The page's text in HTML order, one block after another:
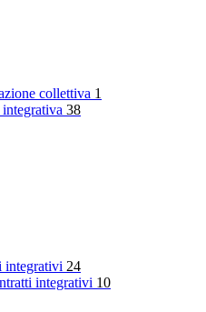
collettiva 1
38
integrativi 24
integrativi 10